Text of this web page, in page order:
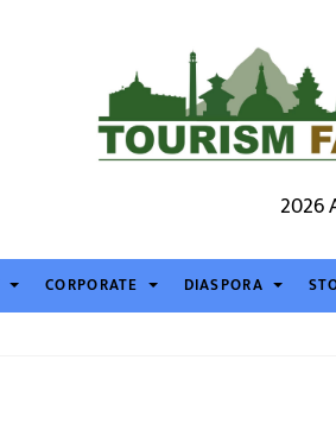
2026
CORPORATE DIASPORA